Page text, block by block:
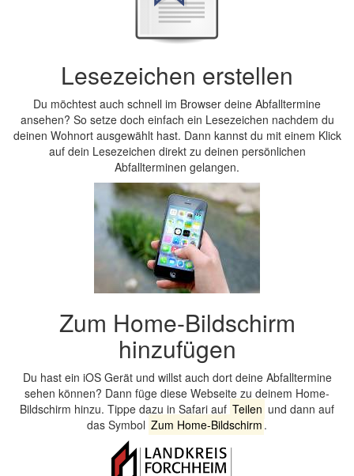
Lesezeichen erstellen
Du möchtest auch schnell im Browser deine Abfalltermine
ansehen? So setze doch einfach ein Lesezeichen nachdem du
deinen Wohnort ausgewählt hast. Dann kannst du mit einem Klick
auf dein Lesezeichen direkt zu deinen persönlichen
Abfallterminen gelangen.
Zum Home-Bildschirm
hinzufügen
Du hast ein iOS Gerät und willst auch dort deine Abfalltermine
sehen können? Dann füge diese Webseite zu deinem Home-
Bildschirm hinzu. Tippe dazu in Safari auf Teilen und dann auf
das Symbol Zum Home-Bildschirm .